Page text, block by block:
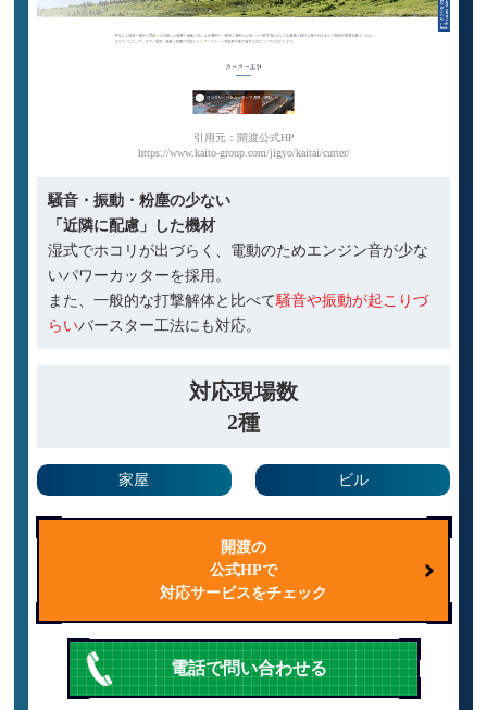
引用元：開渡公式HP
https://www.kaito-group.com/jigyo/kaitai/cutter/
騒音・振動・粉塵の少ない
「近隣に配慮」した機材
湿式でホコリが出づらく、電動のためエンジン音が少な
いパワーカッターを採用。
また、一般的な打撃解体と比べて騒音や振動が起こりづ
らいバースター工法にも対応。
対応現場数
2種
家屋 ビル
開渡の
公式HPで
対応サービスをチェック
電話で問い合わせる